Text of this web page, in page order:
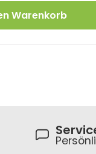
Wert
Warenkorb